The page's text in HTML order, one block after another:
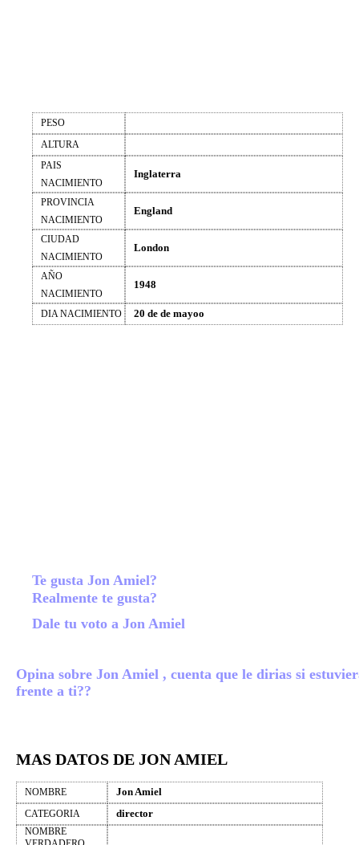
PESO
ALTURA
PAIS
NACIMIENTO
Inglaterra
PROVINCIA
NACIMIENTO
England
CIUDAD
NACIMIENTO
London
AÑO
NACIMIENTO
1948
DIA NACIMIENTO 20 de de mayoo
Te gusta Jon Amiel?
Realmente te gusta?
Dale tu voto a Jon Amiel
Opina sobre Jon Amiel , cuenta que le dirias si
frente a ti??
MAS DATOS DE JON AMIEL
NOMBRE Jon Amiel
CATEGORIA director
NOMBRE